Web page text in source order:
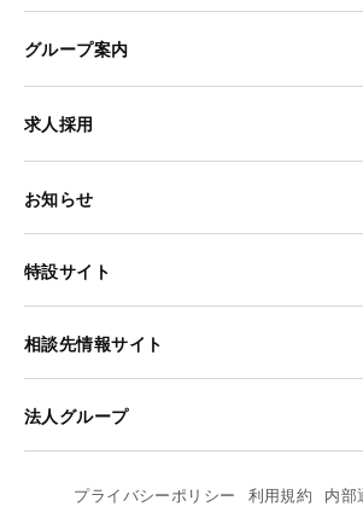
グループ案内
求人採用
お知らせ
特設サイト
相談先情報サイト
法人グループ
プライバシーポリシー 利用規約 内部